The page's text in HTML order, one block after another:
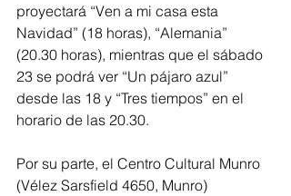
proyectará “Ven a mi casa esta
Navidad” (18 horas), “Alemania”
(20.30 horas), mientras que el sábado
23 se podrá ver “Un pájaro azul”
desde las 18 y “Tres tiempos” en el
horario de las 20.30.
Por su parte, el Centro Cultural Munro
(Vélez Sarsfield 4650, Munro)